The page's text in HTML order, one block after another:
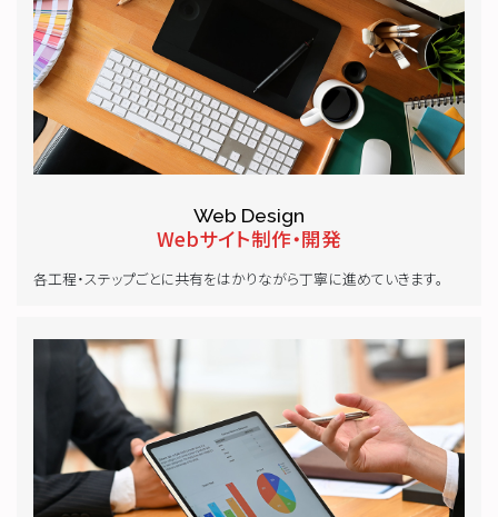
Web Design
Webサイト制作・開発
各工程・ステップごとに共有をはかりながら丁寧に進めていきます。